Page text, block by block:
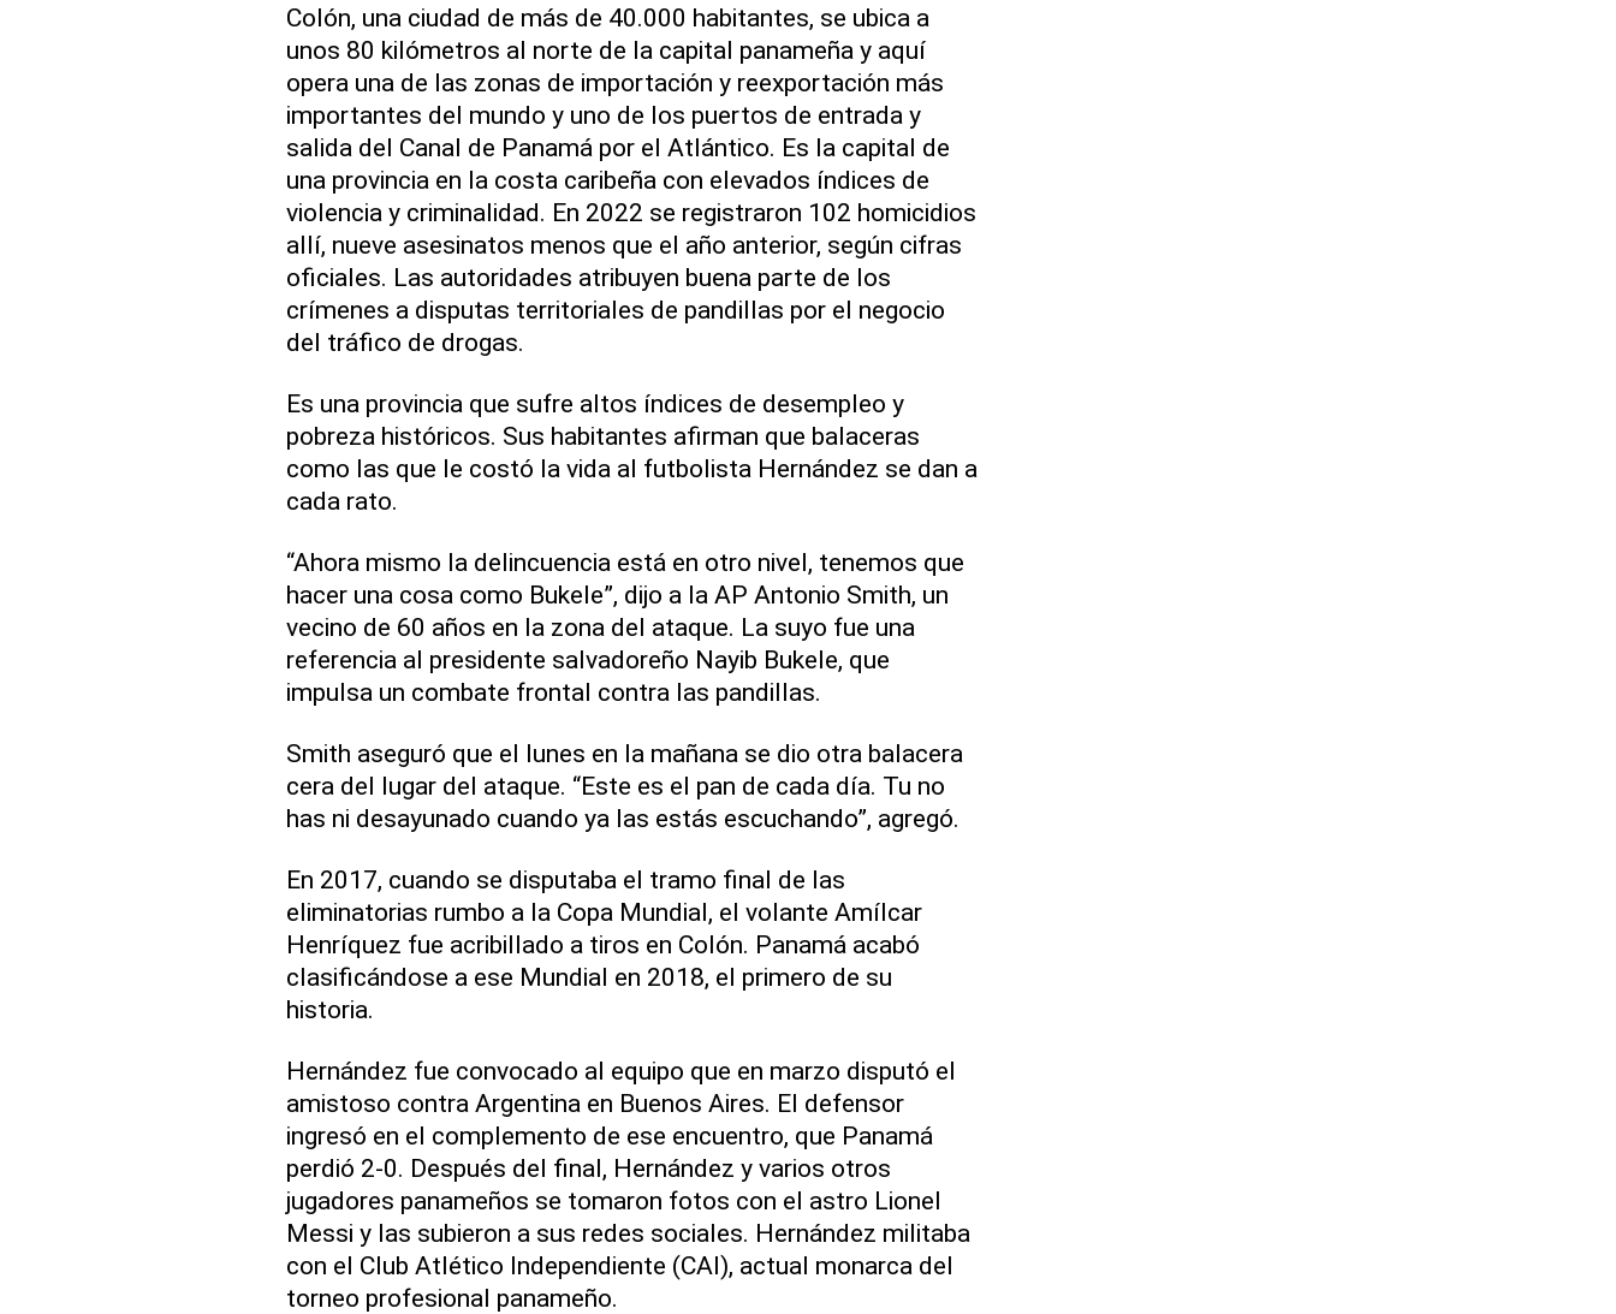
Colón, una ciudad de más de 40.000 habitantes, se ubica a
unos 80 kilómetros al norte de la capital panameña y aquí
opera una de las zonas de importación y reexportación más
importantes del mundo y uno de los puertos de entrada y
salida del Canal de Panamá por el Atlántico. Es la capital de
una provincia en la costa caribeña con elevados índices de
violencia y criminalidad. En 2022 se registraron 102 homicidios
allí, nueve asesinatos menos que el año anterior, según cifras
oficiales. Las autoridades atribuyen buena parte de los
crímenes a disputas territoriales de pandillas por el negocio
del tráfico de drogas.
Es una provincia que sufre altos índices de desempleo y
pobreza históricos. Sus habitantes afirman que balaceras
como las que le costó la vida al futbolista Hernández se dan a
cada rato.
“Ahora mismo la delincuencia está en otro nivel, tenemos que
hacer una cosa como Bukele”, dijo a la AP Antonio Smith, un
vecino de 60 años en la zona del ataque. La suyo fue una
referencia al presidente salvadoreño Nayib Bukele, que
impulsa un combate frontal contra las pandillas.
Smith aseguró que el lunes en la mañana se dio otra balacera
cera del lugar del ataque. “Este es el pan de cada día. Tu no
has ni desayunado cuando ya las estás escuchando”, agregó.
En 2017, cuando se disputaba el tramo final de las
eliminatorias rumbo a la Copa Mundial, el volante Amílcar
Henríquez fue acribillado a tiros en Colón. Panamá acabó
clasificándose a ese Mundial en 2018, el primero de su
historia.
Hernández fue convocado al equipo que en marzo disputó el
amistoso contra Argentina en Buenos Aires. El defensor
ingresó en el complemento de ese encuentro, que Panamá
perdió 2-0. Después del final, Hernández y varios otros
jugadores panameños se tomaron fotos con el astro Lionel
Messi y las subieron a sus redes sociales. Hernández militaba
con el Club Atlético Independiente (CAI), actual monarca del
torneo profesional panameño.